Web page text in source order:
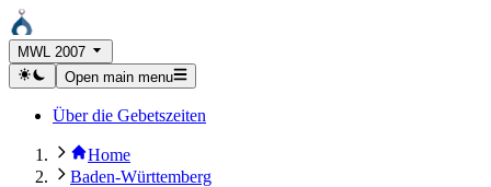
MWL 2007
Open main menu
Über die Gebetszeiten
Home
Baden-Württemberg